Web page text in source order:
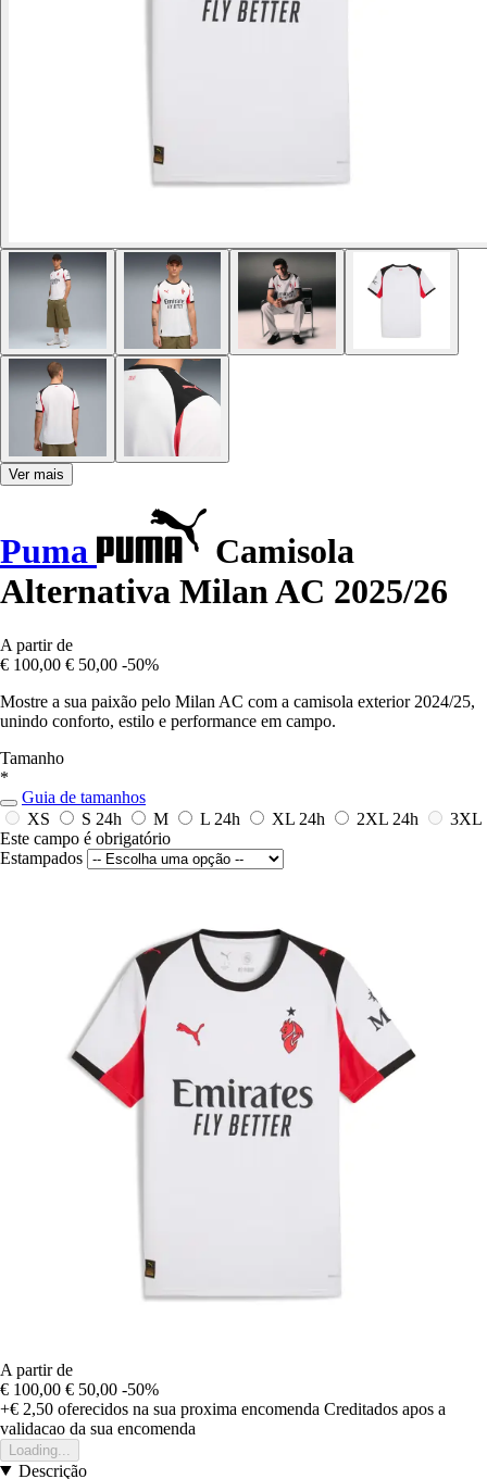
Ver mais
Puma
Camisola
Alternativa Milan AC 2025/26
A partir de
€ 100,00 € 50,00 -50%
Mostre a sua paixão pelo Milan AC com a camisola exterior 2024/25,
unindo conforto, estilo e performance em campo.
Tamanho
*
Guia de tamanhos
XS
S 24h M L 24h XL 24h 2XL 24h
3XL
Este campo é obrigatório
Estampados
A partir de
€ 100,00 € 50,00 -50%
+€ 2,50 oferecidos na sua proxima encomenda Creditados apos a
validacao da sua encomenda
Loading...
Descrição